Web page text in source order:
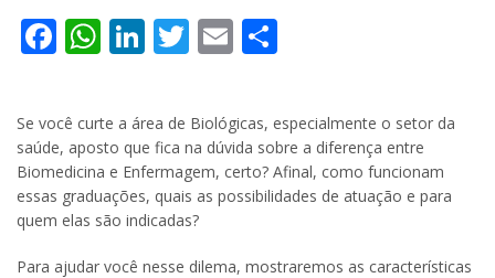
Facebook
WhatsApp
LinkedIn
Twitter
Email
Se você curte a área de Biológicas, especialmente o setor da
saúde, aposto que fica na dúvida sobre a diferença entre
Biomedicina e Enfermagem, certo? Afinal, como funcionam
essas graduações, quais as possibilidades de atuação e para
quem elas são indicadas?
Para ajudar você nesse dilema, mostraremos as características